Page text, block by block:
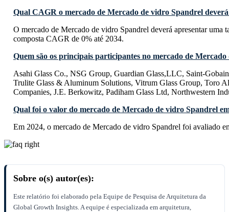
Qual CAGR o mercado de Mercado de vidro Spandrel
O mercado de Mercado de vidro Spandrel deverá apresentar uma
composta CAGR de 0% até 2034.
Quem são os principais participantes no mercado de
Asahi Glass Co., NSG Group, Guardian Glass,LLC, Saint-
Trulite Glass & Aluminum Solutions, Vitrum Glass Group, Toro
Companies, J.E. Berkowitz, Padiham Glass Ltd, Northwestern
Qual foi o valor do mercado de Mercado de vidro Spandrel
Em 2024, o mercado de Mercado de vidro Spandrel foi avaliado
Sobre o(s) autor(es):
Este relatório foi elaborado pela Equipe de Pesquisa de Arquitetura da
Global Growth Insights. A equipe é especializada em arquitetura,